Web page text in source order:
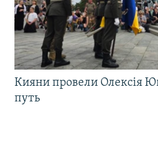
Кияни провели Олексія
путь